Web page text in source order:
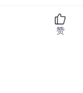
赞